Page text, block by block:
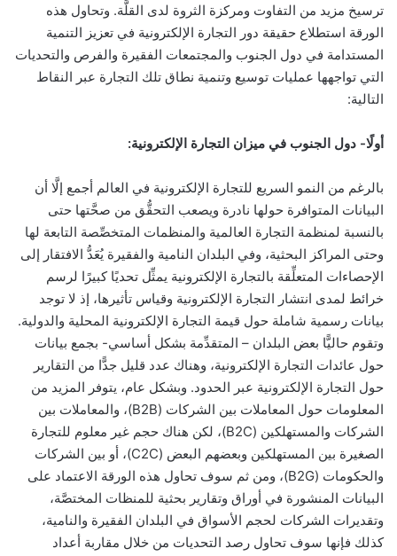
ترسيخ مزيد من التفاوت ومركزة الثروة لدى القلَّة. وتحاول هذه
الورقة استطلاع حقيقة دور التجارة الإلكترونية في تعزيز التنمية
المستدامة في دول الجنوب والمجتمعات الفقيرة والفرص والتحديات
التي تواجهها عمليات توسيع وتنمية نطاق تلك التجارة عبر النقاط
التالية:
أولًا- دول الجنوب في ميزان التجارة الإلكترونية:
بالرغم من النمو السريع للتجارة الإلكترونية في العالم أجمع إلَّا أن
البيانات المتوافرة حولها نادرة ويصعب التحقُّق من صحَّتها حتى
بالنسبة لمنظمة التجارة العالمية والمنظمات المتخصِّصة التابعة لها
وحتى المراكز البحثية، وفي البلدان النامية والفقيرة يُعَدُّ الافتقار إلى
الإحصاءات المتعلِّقة بالتجارة الإلكترونية يمثِّل تحديًا كبيرًا لرسم
خرائط لمدى انتشار التجارة الإلكترونية وقياس تأثيرها، إذ لا توجد
بيانات رسمية شاملة حول قيمة التجارة الإلكترونية المحلية والدولية.
وتقوم حاليًّا بعض البلدان – المتقدِّمة بشكل أساسي- بجمع بيانات
حول عائدات التجارة الإلكترونية، وهناك عدد قليل جدًّا من التقارير
حول التجارة الإلكترونية عبر الحدود. وبشكل عام، يتوفر المزيد من
المعلومات حول المعاملات بين الشركات (B2B)، والمعاملات بين
الشركات والمستهلكين (B2C)، لكن هناك حجم غير معلوم للتجارة
الصغيرة بين المستهلكين وبعضهم البعض (C2C)، أو بين الشركات
والحكومات (B2G)، ومن ثم سوف تحاول هذه الورقة الاعتماد على
البيانات المنشورة في أوراق وتقارير بحثية للمنظات المختصَّة،
وتقديرات الشركات لحجم الأسواق في البلدان الفقيرة والنامية،
كذلك فإنها سوف تحاول رصد التحديات من خلال مقاربة أعداد